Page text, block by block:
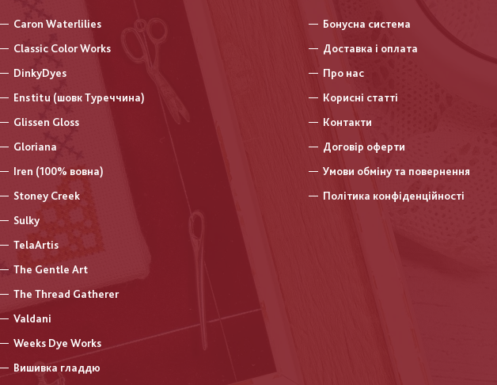
Caron Waterlilies
Classic Color Works
DinkyDyes
Enstitu (шовк Туреччина)
Glissen Gloss
Gloriana
Iren (100% вовна)
Stoney Creek
Sulky
TelaArtis
The Gentle Art
The Thread Gatherer
Valdani
Weeks Dye Works
Вишивка гладдю
нижнього
колонтитулу
Бонусна система
Доставка і оплата
Про нас
Корисні статті
Контакти
Договір оферти
Умови обміну та повернення
Політика конфіденційності